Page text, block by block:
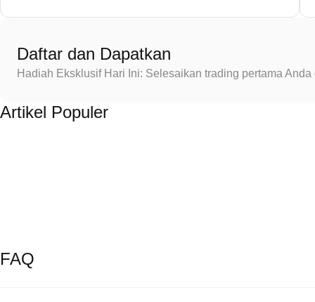
Daftar dan Dapatkan
Hadiah Eksklusif Hari Ini: Selesaikan trading pertama
Artikel Populer
FAQ